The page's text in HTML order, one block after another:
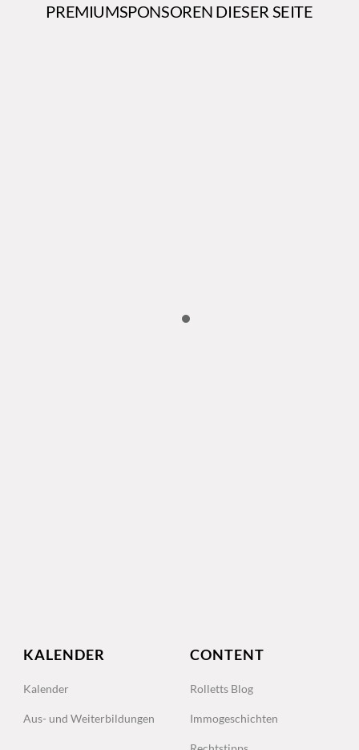
PREMIUMSPONSOREN DIESER SEITE
KALENDER
Kalender
Aus- und Weiterbildungen
CONTENT
Rolletts Blog
Immogeschichten